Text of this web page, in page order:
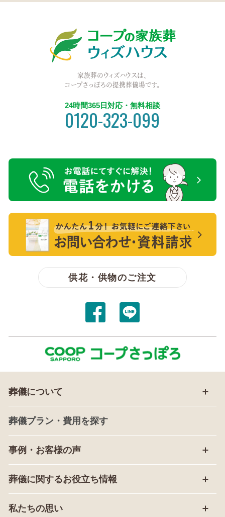
家族葬のウィズハウスは、
コープさっぽろの提携葬儀場です。
24時間365日対応・無料相談
0120-323-099
電話をかける【無料】
【無料】資料請求・お問い合わせ
供花・供物のご注文
葬儀について
葬儀プラン・費用を探す
事例・お客様の声
葬儀に関するお役立ち情報
私たちの思い